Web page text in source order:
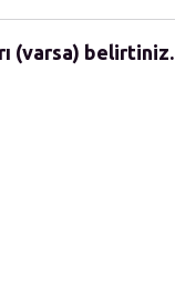
(varsa) belirtiniz.